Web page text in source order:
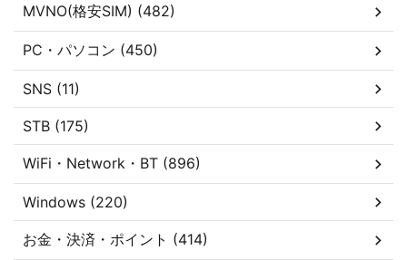
MVNO(格安SIM) (482)
PC・パソコン (450)
SNS (11)
STB (175)
WiFi・Network・BT (896)
Windows (220)
お金・決済・ポイント (414)